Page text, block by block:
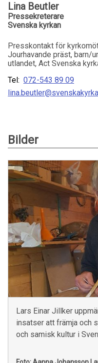
Lina Beutler
Pressekreterare
Svenska kyrkan
Presskontakt för
Jourhavande präst, barn/
utlandet, Act Svenska
Tel: 072-543 89 09
Bilder
Lars Einar Jillker
insatser att främja och
och samisk kultur i